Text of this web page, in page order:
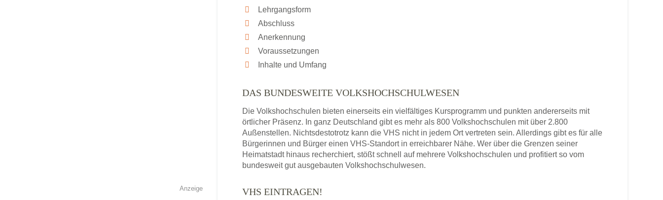
Lehrgangsform
Abschluss
Anerkennung
Voraussetzungen
Inhalte und Umfang
DAS BUNDESWEITE VOLKSHOCHSCHULWESEN
Die Volkshochschulen bieten einerseits ein vielfältiges Kursprogramm und punkten andererseits mit
örtlicher Präsenz. In ganz Deutschland gibt es mehr als 800 Volkshochschulen mit über 2.800
Außenstellen. Nichtsdestotrotz kann die VHS nicht in jedem Ort vertreten sein. Allerdings gibt es für alle
Bürgerinnen und Bürger einen VHS-Standort in erreichbarer Nähe. Wer über die Grenzen seiner
Heimatstadt hinaus recherchiert, stößt schnell auf mehrere Volkshochschulen und profitiert so vom
bundesweit gut ausgebauten Volkshochschulwesen.
VHS EINTRAGEN!
Anzeige